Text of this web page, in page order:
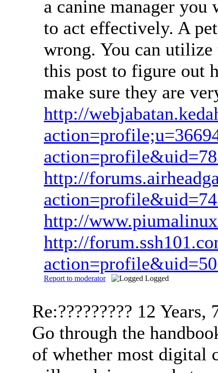
a canine manager
to act effectively. A
wrong. You can
this post to figure out
make sure they are
http://
http://
http://
http://
Report to moderator Logged
Re:????????? 12 Years,
Go through the
of whether most digital